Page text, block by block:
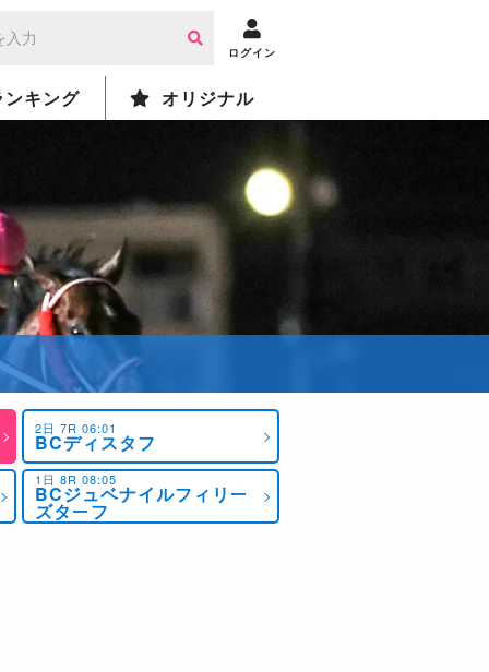
ログイン
ンキング オリジナル
2日 7R 06:01
BCディスタフ
1日 8R 08:05
BCジュベナイルフィリー
ズターフ